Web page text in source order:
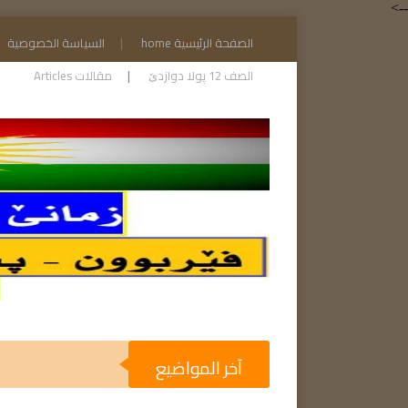
-->
الصفحة الرئيسية home السياسة الخصوصية
الصف 12 پولا دوازدێ
مقالات Articles
آخر المواضيع